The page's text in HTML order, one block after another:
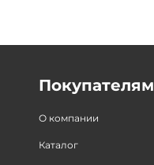
Покупателям
О компании
Каталог